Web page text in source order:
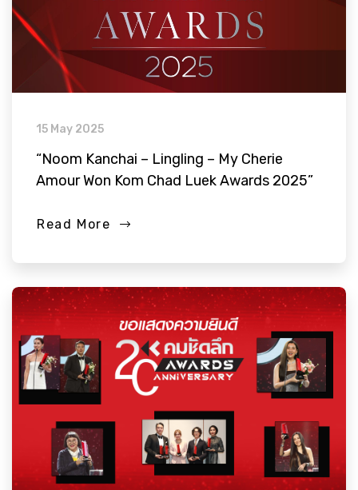
15 May 2025
“Noom Kanchai – Lingling – My Cherie
Amour Won Kom Chad Luek Awards 2025”
Read More